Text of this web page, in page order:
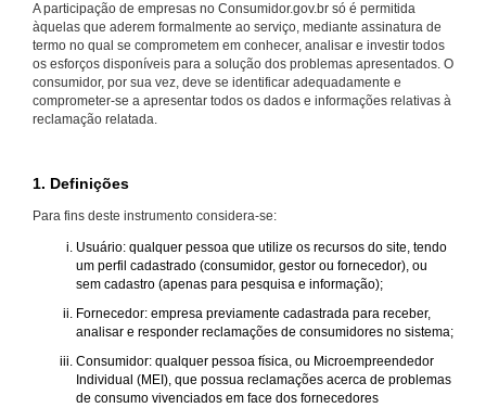
A participação de empresas no Consumidor.gov.br só é permitida
àquelas que aderem formalmente ao serviço, mediante assinatura de
termo no qual se comprometem em conhecer, analisar e investir todos
os esforços disponíveis para a solução dos problemas apresentados. O
consumidor, por sua vez, deve se identificar adequadamente e
comprometer-se a apresentar todos os dados e informações relativas à
reclamação relatada.
1. Definições
Para fins deste instrumento considera-se:
Usuário: qualquer pessoa que utilize os recursos do site, tendo
um perfil cadastrado (consumidor, gestor ou fornecedor), ou
sem cadastro (apenas para pesquisa e informação);
Fornecedor: empresa previamente cadastrada para receber,
analisar e responder reclamações de consumidores no sistema;
Consumidor: qualquer pessoa física, ou Microempreendedor
Individual (MEI), que possua reclamações acerca de problemas
de consumo vivenciados em face dos fornecedores